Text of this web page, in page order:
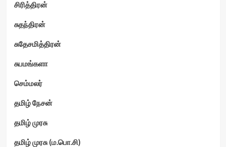
சிரித்திரன்
சுதந்திரன்
சுதேசமித்திரன்
சுபமங்களா
செம்மலர்
தமிழ் நேசன்
தமிழ் முரசு
தமிழ் முரசு (ம.பொ.சி)